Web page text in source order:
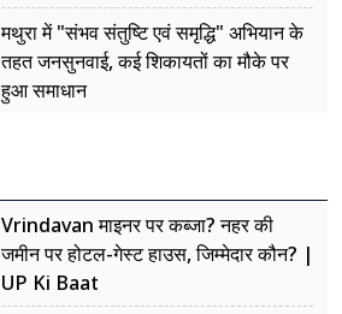
मथुरा में "संभव संतुष्टि एवं समृद्धि" अभियान के
तहत जनसुनवाई, कई शिकायतों का मौके पर
हुआ समाधान
Vrindavan माइनर पर कब्जा? नहर की
जमीन पर होटल-गेस्ट हाउस, जिम्मेदार कौन? |
UP Ki Baat